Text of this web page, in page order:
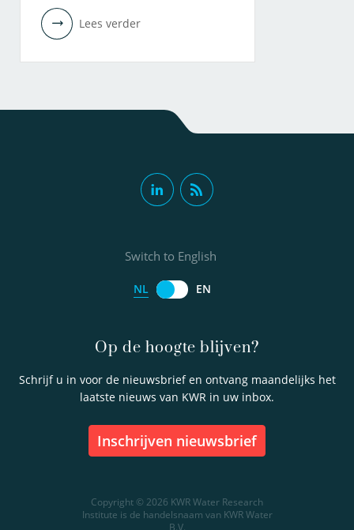
Lees verder
Op de hoogte blijven?
Schrijf u in voor de nieuwsbrief en ontvang maandelijks het
laatste nieuws van KWR in uw inbox.
inschrijven nieuwsbrief
Switch to English
NL EN
Copyright © 2026 KWR Water Research
Institute is de handelsnaam van KWR Water
B.V.